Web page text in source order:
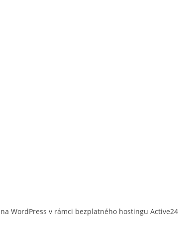
WordPress v rámci bezplatného hostinguActive24